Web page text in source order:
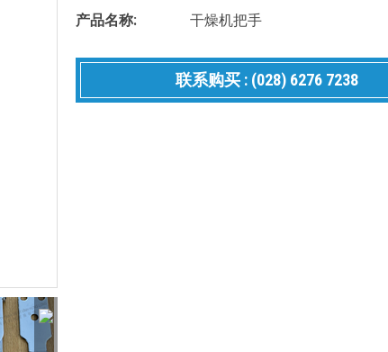
产品名称: 干燥机把手
联系购买 : (028) 6276 7238